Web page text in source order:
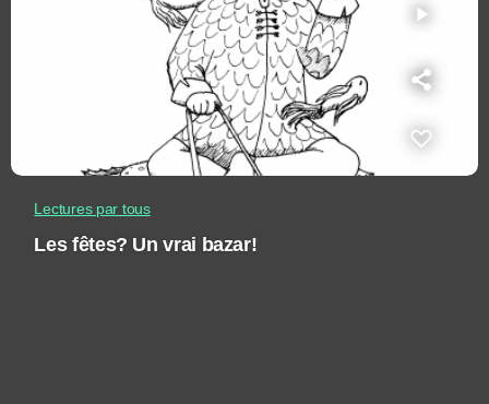
play_arrow
Lectures par tous
Les fêtes? Un vrai bazar!